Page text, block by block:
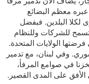
معظم البضائع
لكلا البلدين. فبفضل
للشركات وللنظام
الولايات المتحدة.
وفي لبنان، مع تدمير
في صوامع المرفأ،
على المدى القصير.